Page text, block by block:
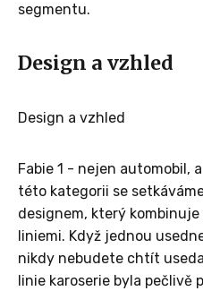
segmentu.
Design a vzhled
Design a vzhled
Fabie 1 - nejen automobil,
této kategorii se
designem, který
liniemi. Když jednou
nikdy nebudete chtít
linie karoserie byla pečlivě